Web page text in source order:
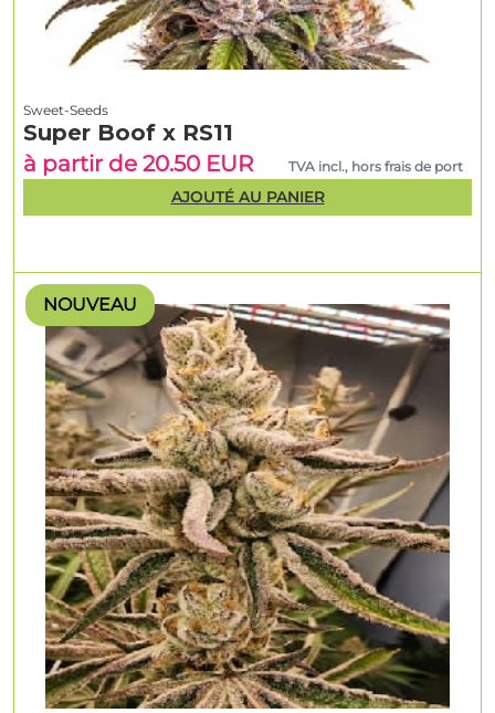
NOUVEAU
Sweet-Seeds
Super Boof x RS11
à partir de 20.50 EUR
TVA incl., hors frais de port
AJOUTÉ AU PANIER